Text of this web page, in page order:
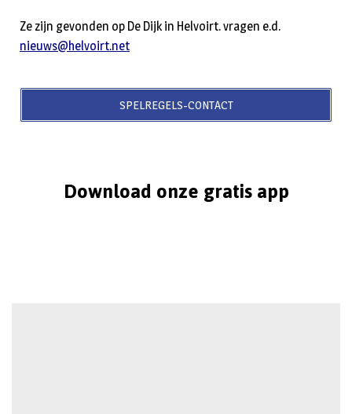
Ze zijn gevonden op De Dijk in Helvoirt. vragen e.d.
nieuws@helvoirt.net
SPELREGELS-CONTACT
Download onze gratis app